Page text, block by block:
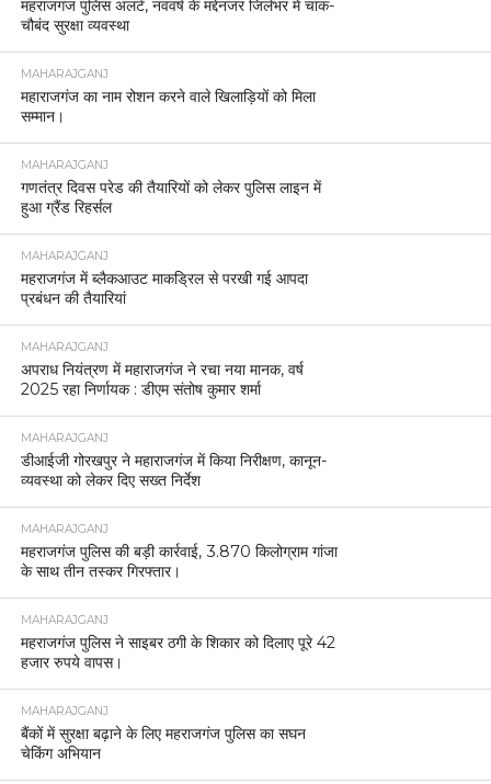
महराजगंज पुलिस अलर्ट, नववर्ष के मद्देनजर जिलेभर में चाक-
चौबंद सुरक्षा व्यवस्था
MAHARAJGANJ
महाराजगंज का नाम रोशन करने वाले खिलाड़ियों को मिला
सम्मान।
MAHARAJGANJ
गणतंत्र दिवस परेड की तैयारियों को लेकर पुलिस लाइन में
हुआ ग्रैंड रिहर्सल
MAHARAJGANJ
महराजगंज में ब्लैकआउट माकड्रिल से परखी गई आपदा
प्रबंधन की तैयारियां
MAHARAJGANJ
अपराध नियंत्रण में महाराजगंज ने रचा नया मानक, वर्ष
2025 रहा निर्णायक : डीएम संतोष कुमार शर्मा
MAHARAJGANJ
डीआईजी गोरखपुर ने महाराजगंज में किया निरीक्षण, कानून-
व्यवस्था को लेकर दिए सख्त निर्देश
MAHARAJGANJ
महराजगंज पुलिस की बड़ी कार्रवाई, 3.870 किलोग्राम गांजा
के साथ तीन तस्कर गिरफ्तार।
MAHARAJGANJ
महराजगंज पुलिस ने साइबर ठगी के शिकार को दिलाए पूरे 42
हजार रुपये वापस।
MAHARAJGANJ
बैंकों में सुरक्षा बढ़ाने के लिए महराजगंज पुलिस का सघन
चेकिंग अभियान